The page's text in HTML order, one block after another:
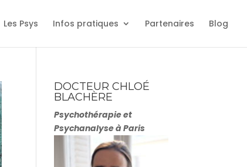
Les Psys Infos pratiques Partenaires Blog
DOCTEUR CHLOÉ
BLACHÈRE
Psychothérapie et
Psychanalyse à Paris